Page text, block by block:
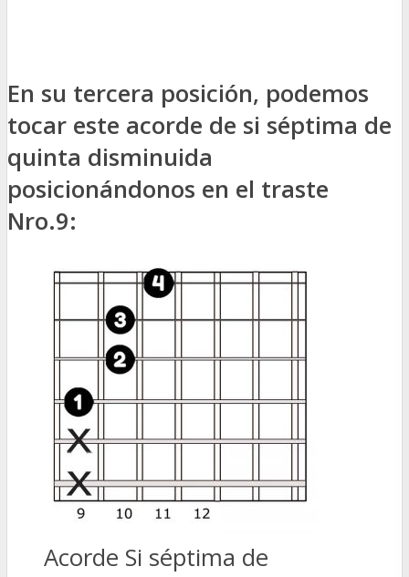
En su tercera posición, podemos
tocar este acorde de si séptima de
quinta disminuida
posicionándonos en el traste
Nro.9:
Acorde Si séptima de